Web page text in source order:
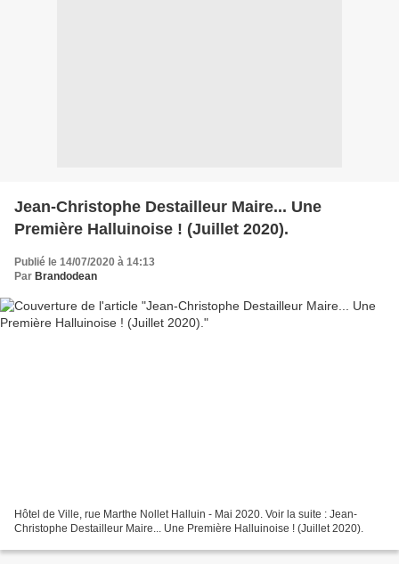
Jean-Christophe Destailleur Maire... Une
Première Halluinoise ! (Juillet 2020).
Publié le 14/07/2020 à 14:13
Par Brandodean
Hôtel de Ville, rue Marthe Nollet Halluin - Mai 2020. Voir la suite : Jean-
Christophe Destailleur Maire... Une Première Halluinoise ! (Juillet 2020).